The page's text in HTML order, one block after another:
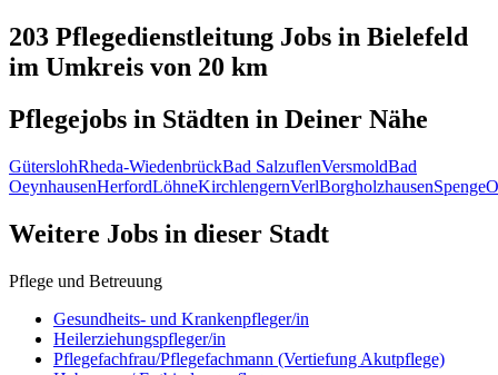
203 Pflegedienstleitung Jobs in Bielefeld
im Umkreis von 20 km
Pflegejobs in Städten in Deiner Nähe
GüterslohRheda-WiedenbrückBad SalzuflenVersmoldBad
OeynhausenHerfordLöhneKirchlengernVerlBorgholzhausenSpenge
Weitere Jobs in dieser Stadt
Pflege und Betreuung
Gesundheits- und Krankenpfleger/in
Heilerziehungspfleger/in
Pflegefachfrau/Pflegefachmann (Vertiefung Akutpflege)